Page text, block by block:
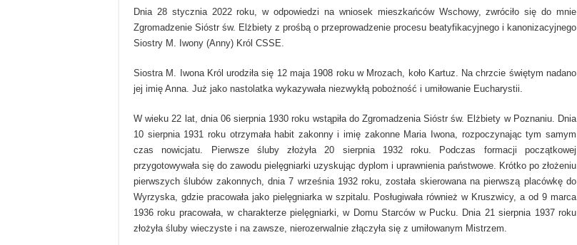
Dnia 28 stycznia 2022 roku, w odpowiedzi na wniosek mieszkańców Wschowy, zwróciło się do mnie
Zgromadzenie Sióstr św. Elżbiety z prośbą o przeprowadzenie procesu beatyfikacyjnego i kanonizacyjnego
Siostry M. Iwony (Anny) Król CSSE.
Siostra M. Iwona Król urodziła się 12 maja 1908 roku w Mrozach, koło Kartuz. Na chrzcie świętym nadano
jej imię Anna. Już jako nastolatka wykazywała niezwykłą pobożność i umiłowanie Eucharystii.
W wieku 22 lat, dnia 06 sierpnia 1930 roku wstąpiła do Zgromadzenia Sióstr św. Elżbiety w Poznaniu. Dnia
10 sierpnia 1931 roku otrzymała habit zakonny i imię zakonne Maria Iwona, rozpoczynając tym samym
czas nowicjatu. Pierwsze śluby złożyła 20 sierpnia 1932 roku. Podczas formacji początkowej
przygotowywała się do zawodu pielęgniarki uzyskując dyplom i uprawnienia państwowe. Krótko po złożeniu
pierwszych ślubów zakonnych, dnia 7 września 1932 roku, została skierowana na pierwszą placówkę do
Wyrzyska, gdzie pracowała jako pielęgniarka w szpitalu. Posługiwała również w Kruszwicy, a od 9 marca
1936 roku pracowała, w charakterze pielęgniarki, w Domu Starców w Pucku. Dnia 21 sierpnia 1937 roku
złożyła śluby wieczyste i na zawsze, nierozerwalnie złączyła się z umiłowanym Mistrzem.